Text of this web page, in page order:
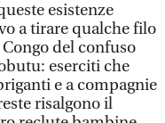
esistenze
a tirare qualche filo
del confuso
eserciti che
e a compagnie
risalgono il